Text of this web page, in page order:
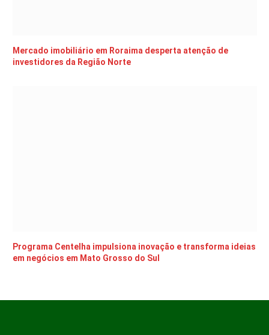
Mercado imobiliário em Roraima desperta atenção de
investidores da Região Norte
Programa Centelha impulsiona inovação e transforma ideias
em negócios em Mato Grosso do Sul